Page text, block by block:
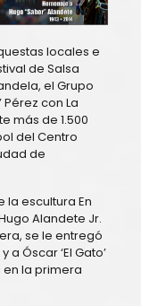
locales e
de Salsa
el Grupo
Pérez con La
más de 1.500
del Centro
de
la escultura En
Alandete Jr.
se le entregó
Óscar ‘El Gato’
la primera